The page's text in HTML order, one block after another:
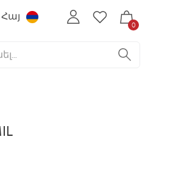
Հայ
0